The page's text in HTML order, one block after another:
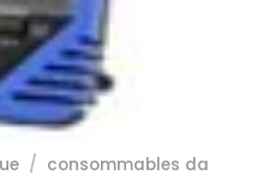
/ consommables da